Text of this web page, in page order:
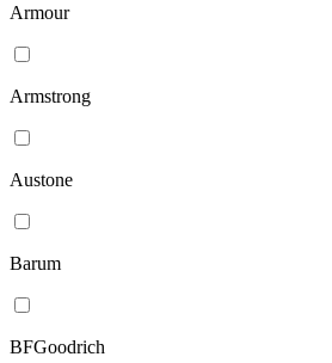
Armour
Armstrong
Austone
Barum
BFGoodrich